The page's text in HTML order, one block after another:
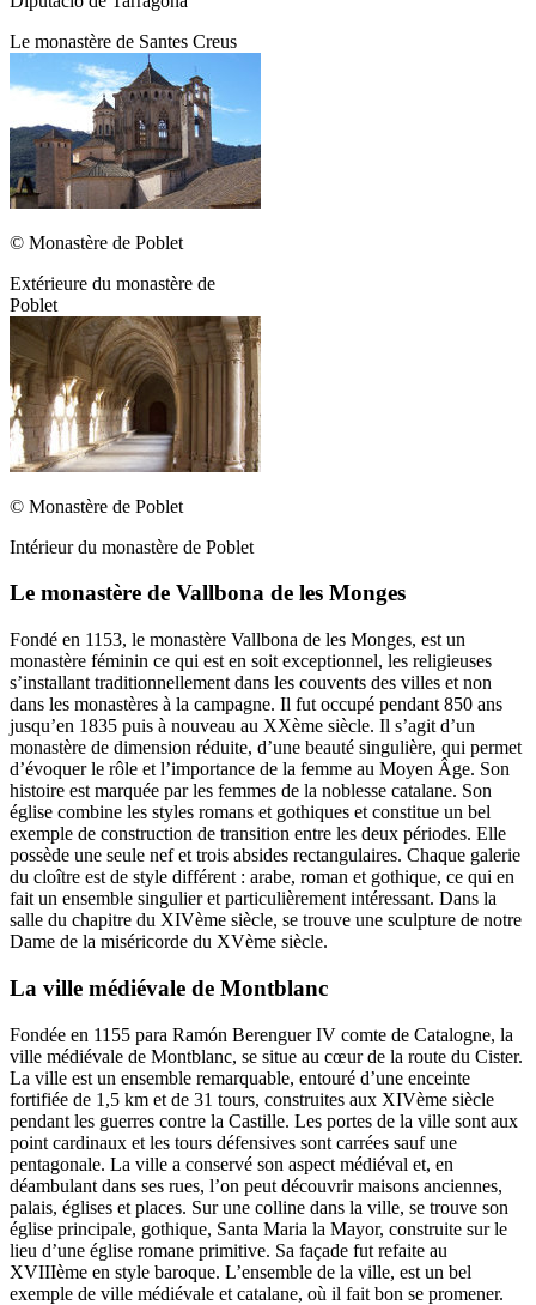
Le monastère de Santes Creus
© Monastère de Poblet
Extérieure du monastère de
Poblet
© Monastère de Poblet
Intérieur du monastère de Poblet
Le monastère de Vallbona de les Monges
Fondé en 1153, le monastère Vallbona de les Monges, est un
monastère féminin ce qui est en soit exceptionnel, les religieuses
s’installant traditionnellement dans les couvents des villes et non
dans les monastères à la campagne. Il fut occupé pendant 850 ans
jusqu’en 1835 puis à nouveau au XXème siècle. Il s’agit d’un
monastère de dimension réduite, d’une beauté singulière, qui permet
d’évoquer le rôle et l’importance de la femme au Moyen Âge. Son
histoire est marquée par les femmes de la noblesse catalane. Son
église combine les styles romans et gothiques et constitue un bel
exemple de construction de transition entre les deux périodes. Elle
possède une seule nef et trois absides rectangulaires. Chaque galerie
du cloître est de style différent : arabe, roman et gothique, ce qui en
fait un ensemble singulier et particulièrement intéressant. Dans la
salle du chapitre du XIVème siècle, se trouve une sculpture de notre
Dame de la miséricorde du XVème siècle.
La ville médiévale de Montblanc
Fondée en 1155 para Ramón Berenguer IV comte de Catalogne, la
ville médiévale de Montblanc, se situe au cœur de la route du Cister.
La ville est un ensemble remarquable, entouré d’une enceinte
fortifiée de 1,5 km et de 31 tours, construites aux XIVème siècle
pendant les guerres contre la Castille. Les portes de la ville sont aux
point cardinaux et les tours défensives sont carrées sauf une
pentagonale. La ville a conservé son aspect médiéval et, en
déambulant dans ses rues, l’on peut découvrir maisons anciennes,
palais, églises et places. Sur une colline dans la ville, se trouve son
église principale, gothique, Santa Maria la Mayor, construite sur le
lieu d’une église romane primitive. Sa façade fut refaite au
XVIIIème en style baroque. L’ensemble de la ville, est un bel
exemple de ville médiévale et catalane, où il fait bon se promener.